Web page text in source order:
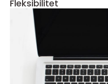
Fleksibilitet